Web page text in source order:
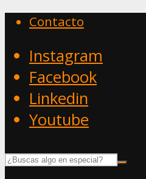
Contacto
Instagram
Facebook
Linkedin
Youtube